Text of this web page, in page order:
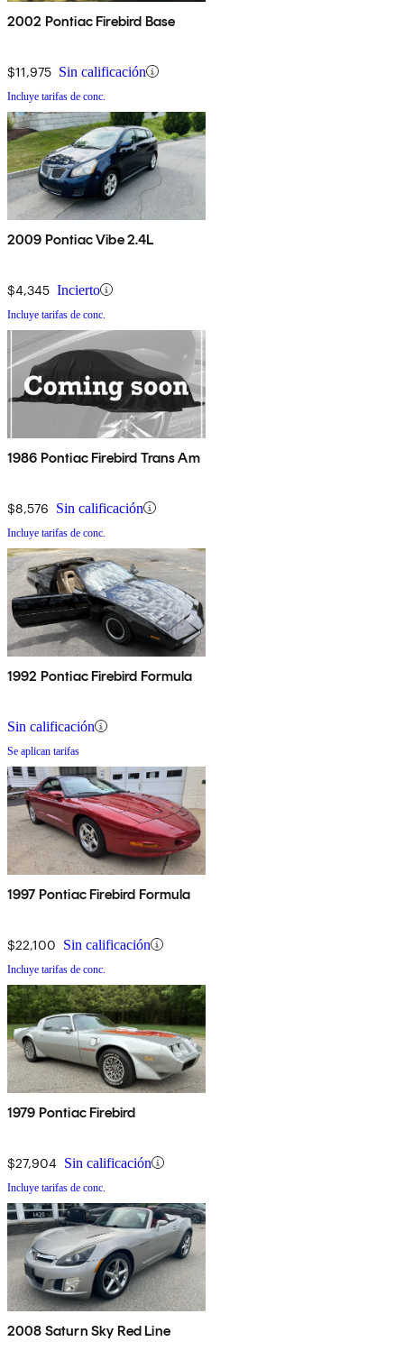
2002 Pontiac Firebird Base
$11,975 Sin calificación
Incluye tarifas de conc.
2009 Pontiac Vibe 2.4L
$4,345 Incierto
Incluye tarifas de conc.
1986 Pontiac Firebird Trans Am
$8,576 Sin calificación
Incluye tarifas de conc.
1992 Pontiac Firebird Formula
Sin calificación
Se aplican tarifas
1997 Pontiac Firebird Formula
$22,100 Sin calificación
Incluye tarifas de conc.
1979 Pontiac Firebird
$27,904 Sin calificación
Incluye tarifas de conc.
2008 Saturn Sky Red Line